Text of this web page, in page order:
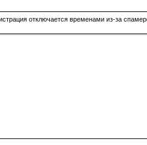
отключается временами из-за